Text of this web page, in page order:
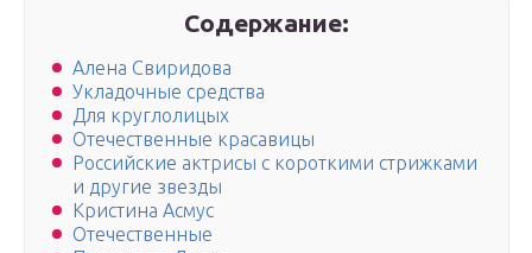
Содержание:
Алена Свиридова
Укладочные средства
Для круглолицых
Отечественные красавицы
Российские актрисы с короткими стрижками
и другие звезды
Кристина Асмус
Отечественные